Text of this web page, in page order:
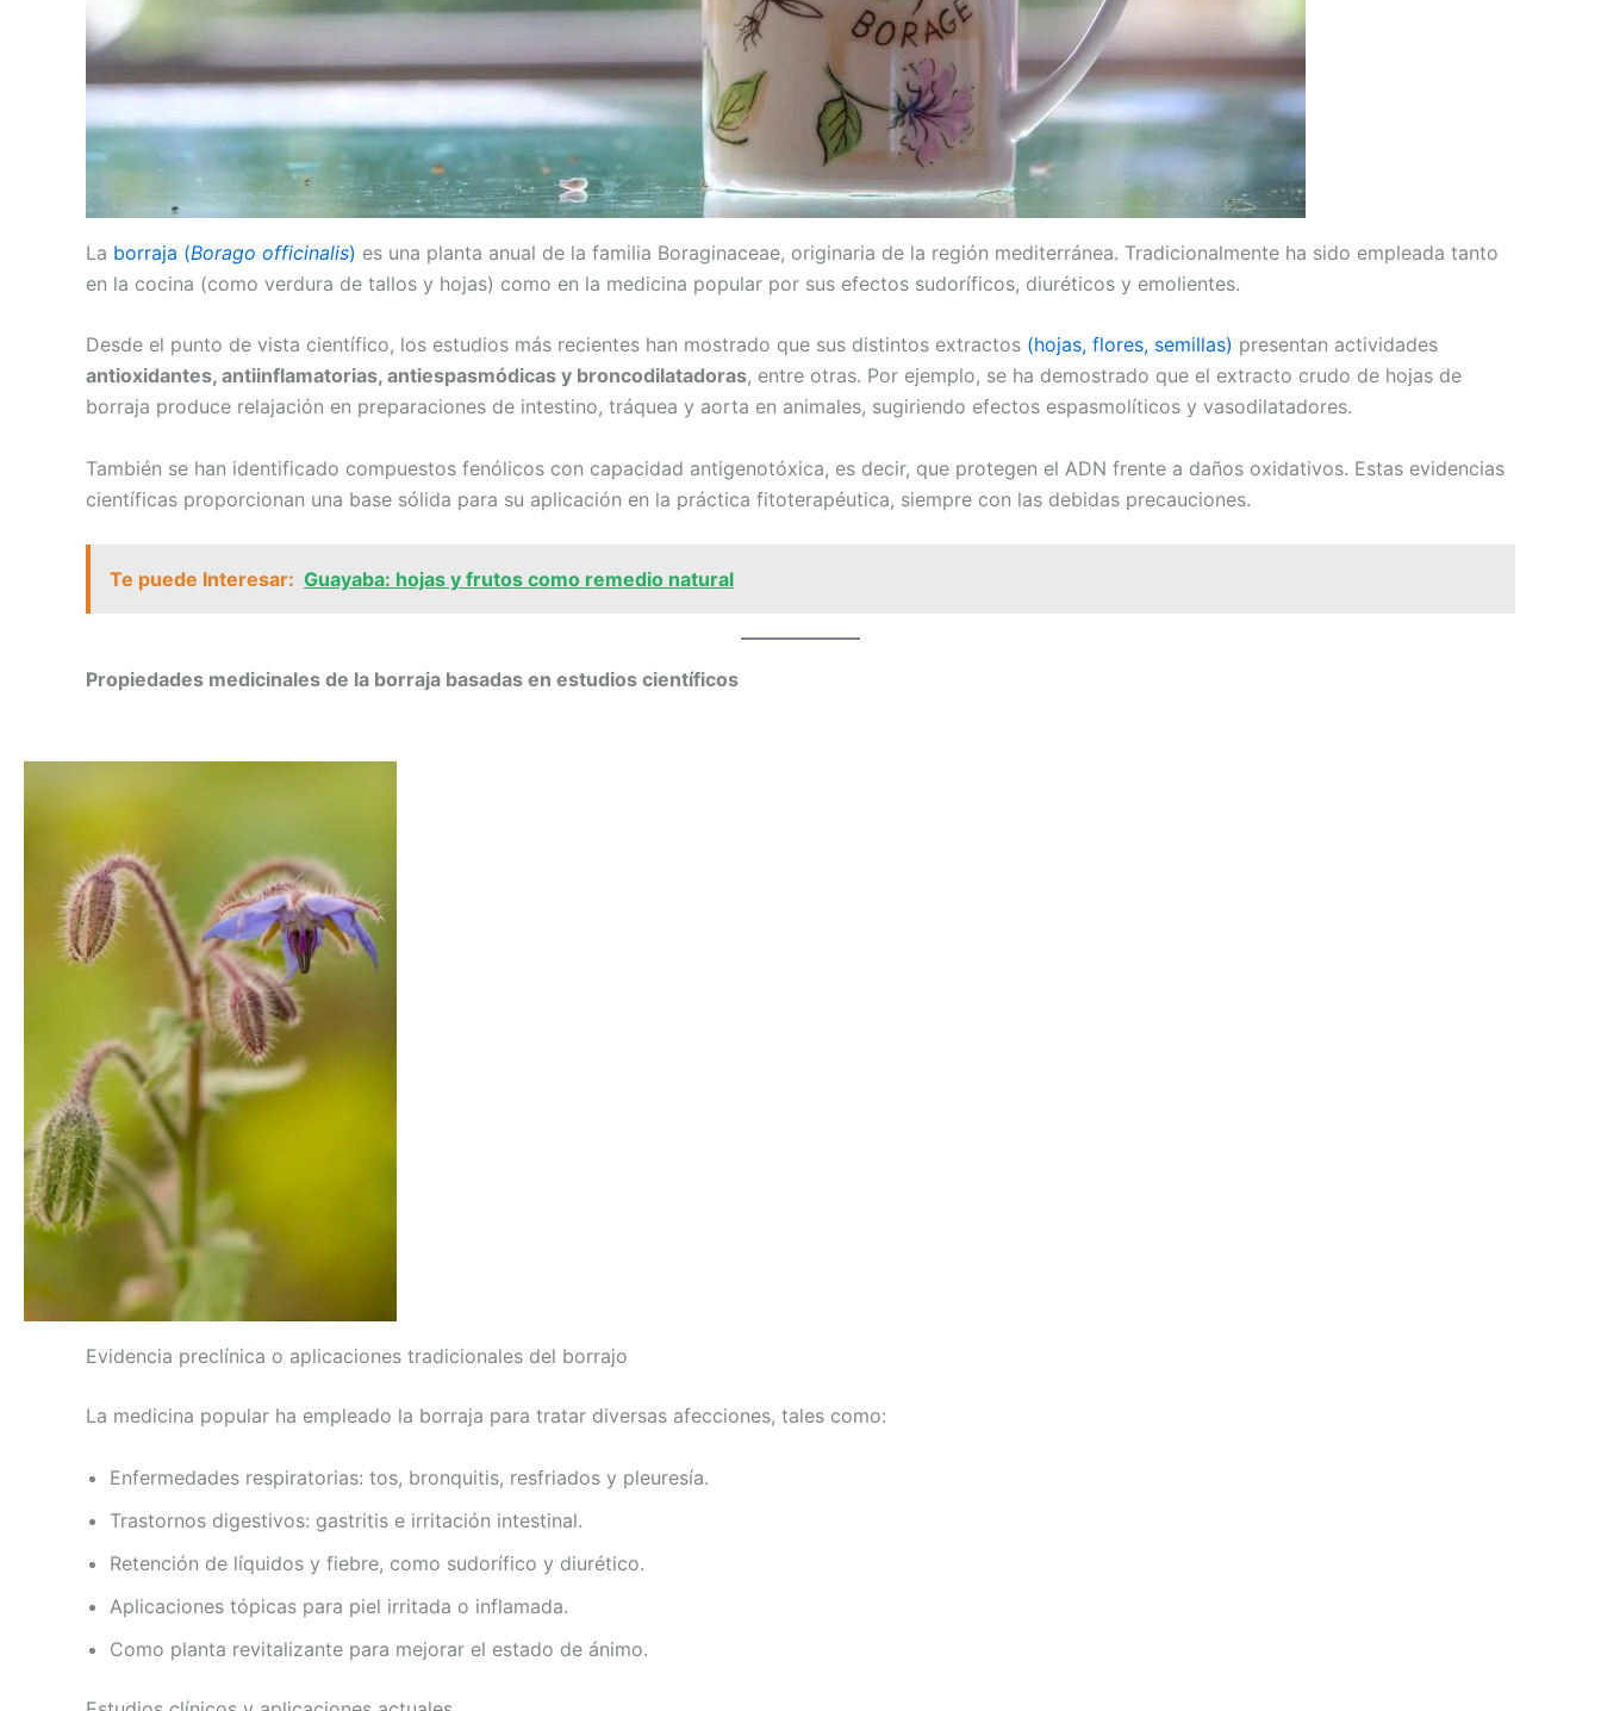
La borraja (Borago officinalis) es una planta anual de la familia Boraginaceae, originaria de la región mediterránea. Tradicionalmente ha sido empleada tanto
en la cocina (como verdura de tallos y hojas) como en la medicina popular por sus efectos sudoríficos, diuréticos y emolientes.
Desde el punto de vista científico, los estudios más recientes han mostrado que sus distintos extractos (hojas, flores, semillas) presentan actividades
antioxidantes, antiinflamatorias, antiespasmódicas y broncodilatadoras, entre otras. Por ejemplo, se ha demostrado que el extracto crudo de hojas de
borraja produce relajación en preparaciones de intestino, tráquea y aorta en animales, sugiriendo efectos espasmolíticos y vasodilatadores.
También se han identificado compuestos fenólicos con capacidad antigenotóxica, es decir, que protegen el ADN frente a daños oxidativos. Estas evidencias
científicas proporcionan una base sólida para su aplicación en la práctica fitoterapéutica, siempre con las debidas precauciones.
Te puede Interesar: Guayaba: hojas y frutos como remedio natural
Propiedades medicinales de la borraja basadas en estudios científicos
Evidencia preclínica o aplicaciones tradicionales del borrajo
La medicina popular ha empleado la borraja para tratar diversas afecciones, tales como:
Enfermedades respiratorias: tos, bronquitis, resfriados y pleuresía.
Trastornos digestivos: gastritis e irritación intestinal.
Retención de líquidos y fiebre, como sudorífico y diurético.
Aplicaciones tópicas para piel irritada o inflamada.
Como planta revitalizante para mejorar el estado de ánimo.